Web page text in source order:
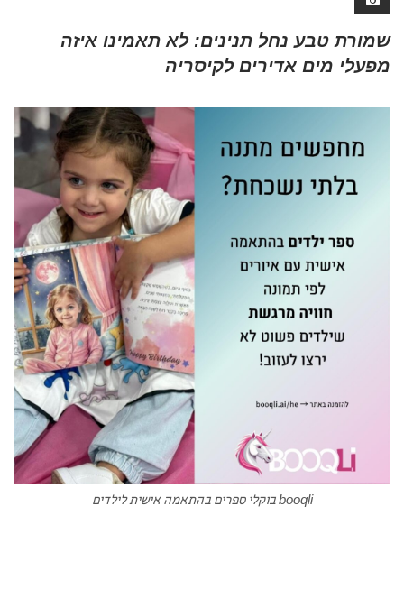
שמורת טבע נחל תנינים: לא תאמינו איזה
מפעלי מים אדירים לקיסריה
booqli בוקלי ספרים בהתאמה אישית לילדים